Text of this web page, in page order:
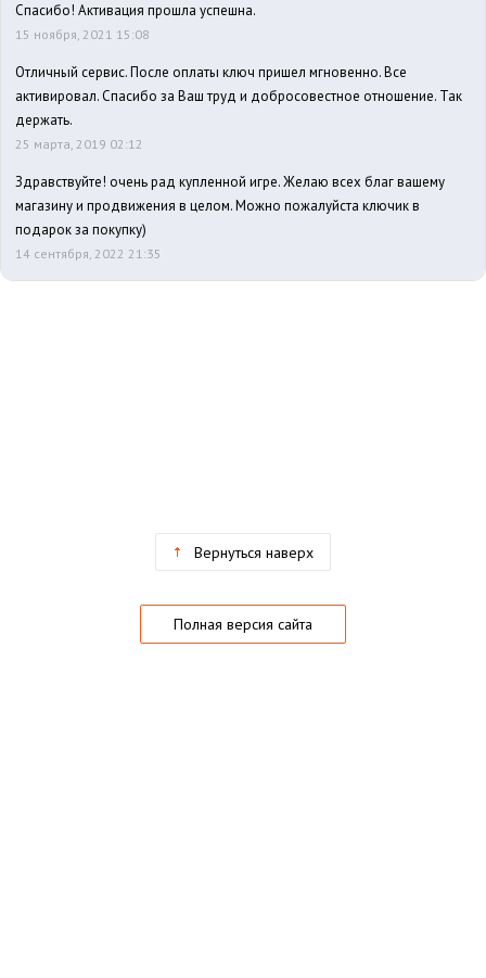
Спасибо! Активация прошла успешна.
15 ноября, 2021 15:08
Отличный сервис. После оплаты ключ пришел мгновенно. Все
активировал. Спасибо за Ваш труд и добросовестное отношение. Так
держать.
25 марта, 2019 02:12
Здравствуйте! очень рад купленной игре. Желаю всех благ вашему
магазину и продвижения в целом. Можно пожалуйста ключик в
подарок за покупку)
14 сентября, 2022 21:35
Вернуться наверх
Полная версия сайта